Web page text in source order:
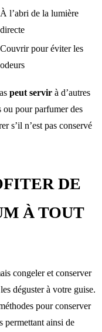
À l’abri de la lumière
directe
Couvrir pour éviter les
odeurs
peut servir à d’autres
ou pour parfumer des
s’il n’est pas conservé
DE
À TOUT
congeler et conserver
déguster à votre guise.
pour conserver
permettant ainsi de